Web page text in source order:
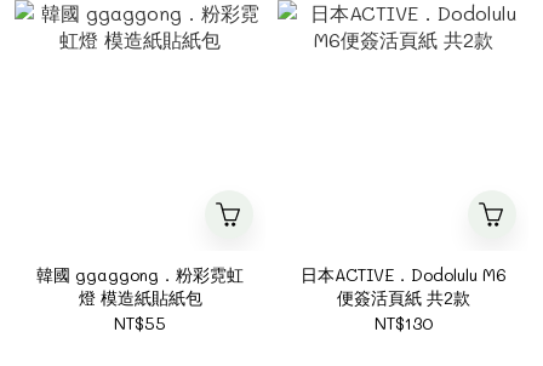
韓國 ggaggong．粉彩霓虹
燈 模造紙貼紙包
NT$55
日本ACTIVE．Dodolulu M6
便簽活頁紙 共2款
NT$130